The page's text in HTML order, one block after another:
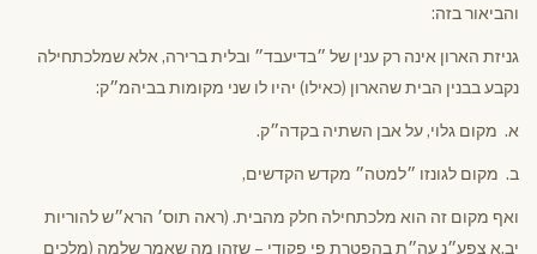
והביאור בזה:
גניזת הארון אינה רק ענין של ״בדיעבד״ ובלית ברירה, אלא שמלכתחילה
נקבע בבנין הבית שהארון (כאילו) יהיו לו שני מקומות בביהמ״ק:
א. מקום גלוי, על אבן השתיה בקדה״ק.
ב. מקום לגונזו ״למטה״ מקדש הקדשים,
ואף מקום זה הוא מלכתחילה חלק מהבית. (ראה תוס׳ הרא״ש להוריות
יב,א צפע״נ עה״ת בהפטרת פי פקודי – שזהו מה שאמר שלמה (מלכים